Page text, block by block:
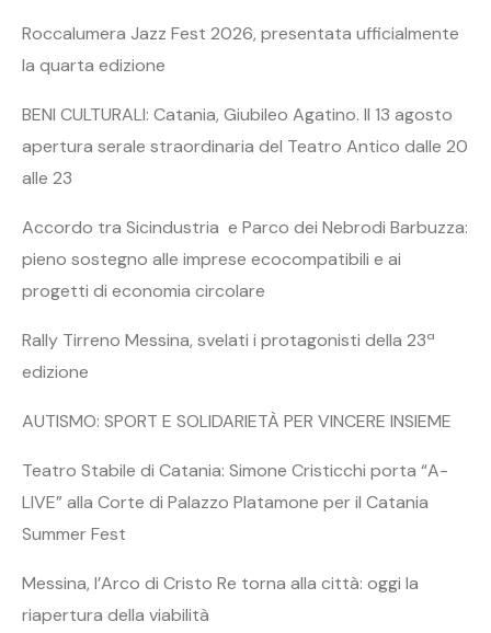
Roccalumera Jazz Fest 2026, presentata ufficialmente
la quarta edizione
BENI CULTURALI: Catania, Giubileo Agatino. Il 13 agosto
apertura serale straordinaria del Teatro Antico dalle 20
alle 23
Accordo tra Sicindustria e Parco dei Nebrodi Barbuzza:
pieno sostegno alle imprese ecocompatibili e ai
progetti di economia circolare
Rally Tirreno Messina, svelati i protagonisti della 23ª
edizione
AUTISMO: SPORT E SOLIDARIETÀ PER VINCERE INSIEME
Teatro Stabile di Catania: Simone Cristicchi porta “A-
LIVE” alla Corte di Palazzo Platamone per il Catania
Summer Fest
Messina, l’Arco di Cristo Re torna alla città: oggi la
riapertura della viabilità